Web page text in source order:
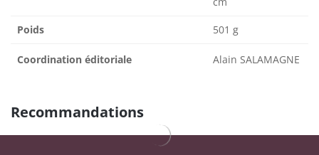
Poids 501 g
Coordination éditoriale Alain SALAMAGNE
Recommandations